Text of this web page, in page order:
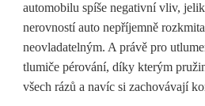
automobilu spíše negativní vliv,
nerovností auto nepříjemně
neovladatelným. A právě pro
tlumiče pérování, díky kterým
všech rázů a navíc si zachovávají